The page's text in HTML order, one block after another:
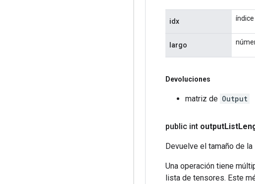
idx
largo
Devoluciones
matriz de Output
public int outputList
Devuelve el tamaño de
Una operación tiene
lista de tensores. Este